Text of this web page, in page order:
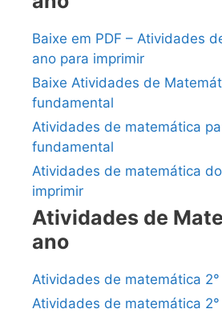
Baixe em PDF – Atividades
ano para imprimir
Baixe Atividades de
fundamental
Atividades de matemática
fundamental
Atividades de matemática
imprimir
Atividades de
ano
Atividades de matemática
Atividades de matemática